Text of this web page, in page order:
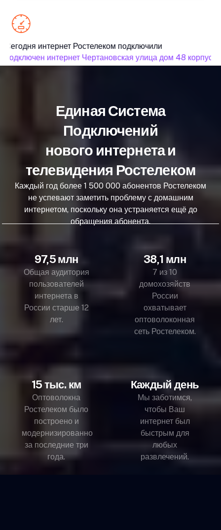
Сегодня интернет Ростелеком подключили
подключен интернет Чертановская улица дом 48 корпус 3
Единая Система
Подключений
нового интернета и
телевидения Ростелеком
Каждый год более 1 500 000 абонентов Ростелеком
не успевают заметить проблему с домашним
интернетом, поскольку она устраняется ещё до
обращения абонента.
97,5 млн
Общая аудитория
пользователей
интернета в
России старше 12
лет.
38,1 млн
7 из 10
домохозяйств
России
охватывает
оптоволоконная
сеть Ростелеком.
15 тыс. км
Оптоволокна
Ростелеком было
построено и
модернизированно
за последние три
года.
Каждый день
Мы заботимся,
чтобы Ваш
интернет был
быстрым для
любых
развлечений.